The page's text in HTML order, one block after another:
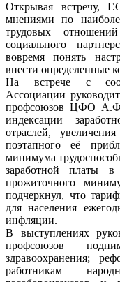
Открывая встречу,
мнениями по
трудовых
социального
вовремя понять
внести определенные
На встрече с
Ассоциации
профсоюзов ЦФО
индексации
отраслей,
поэтапного её
минимума
заработной платы
прожиточного
подчеркнул, что
для населения
инфляции.
В выступлениях
профсоюзов
здравоохранения;
работникам